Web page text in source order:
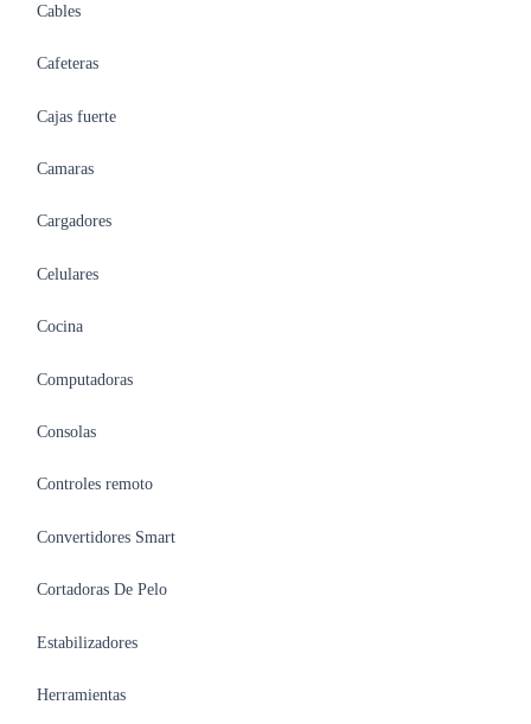
Cables
Cafeteras
Cajas fuerte
Camaras
Cargadores
Celulares
Cocina
Computadoras
Consolas
Controles remoto
Convertidores Smart
Cortadoras De Pelo
Estabilizadores
Herramientas